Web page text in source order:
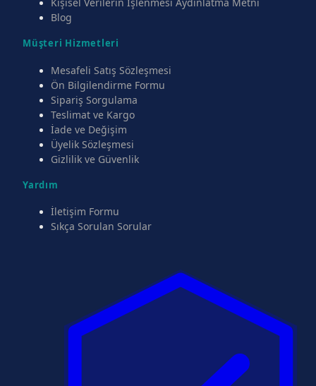
Blog
Müşteri Hizmetleri
Mesafeli Satış Sözleşmesi
Ön Bilgilendirme Formu
Sipariş Sorgulama
Teslimat ve Kargo
İade ve Değişim
Üyelik Sözleşmesi
Gizlilik ve Güvenlik
Yardım
İletişim Formu
Sıkça Sorulan Sorular